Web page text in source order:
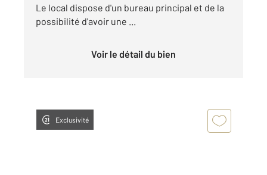
Le local dispose d'un bureau principal et de la
possibilité d'avoir une ...
Voir le détail du bien
Exclusivité